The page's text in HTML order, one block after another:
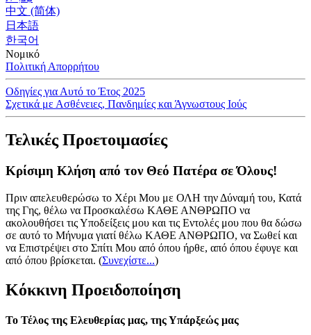
中文 (简体)
日本語
한국어
Νομικό
Πολιτική Απορρήτου
Οδηγίες για Αυτό το Έτος 2025
Σχετικά με Ασθένειες, Πανδημίες και Άγνωστους Ιούς
Τελικές Προετοιμασίες
Κρίσιμη Κλήση από τον Θεό Πατέρα σε Όλους!
Πριν απελευθερώσω το Χέρι Μου με ΟΛΗ την Δύναμή του, Κατά
της Γης, θέλω να Προσκαλέσω ΚΑΘΕ ΑΝΘΡΩΠΟ να
ακολουθήσει τις Υποδείξεις μου και τις Εντολές μου που θα δώσω
σε αυτό το Μήνυμα γιατί θέλω ΚΑΘΕ ΑΝΘΡΩΠΟ, να Σωθεί και
να Επιστρέψει στο Σπίτι Μου από όπου ήρθε, από όπου έφυγε και
από όπου βρίσκεται. (Συνεχίστε...)
Κόκκινη Προειδοποίηση
Το Τέλος της Ελευθερίας μας, της Υπάρξεώς μας